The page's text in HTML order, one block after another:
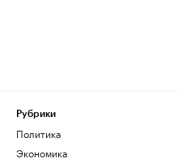
Рубрики
Политика
Экономика